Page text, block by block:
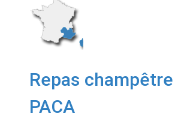
Repas champêtre
PACA